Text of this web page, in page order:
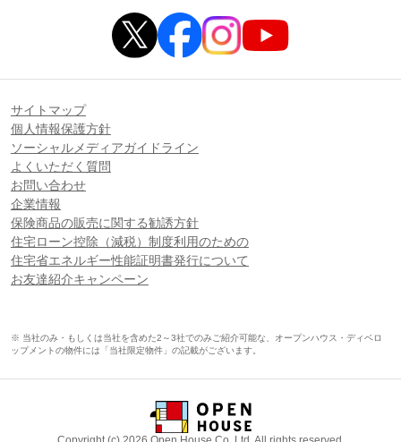
サイトマップ
個人情報保護方針
ソーシャルメディアガイドライン
よくいただく質問
お問い合わせ
企業情報
保険商品の販売に関する勧誘方針
住宅ローン控除（減税）制度利用のための
住宅省エネルギー性能証明書発行について
お友達紹介キャンペーン
※ 当社のみ・もしくは当社を含めた2～3社でのみご紹介可能な、オープンハウス・ディベロ
ップメントの物件には「当社限定物件」の記載がございます。